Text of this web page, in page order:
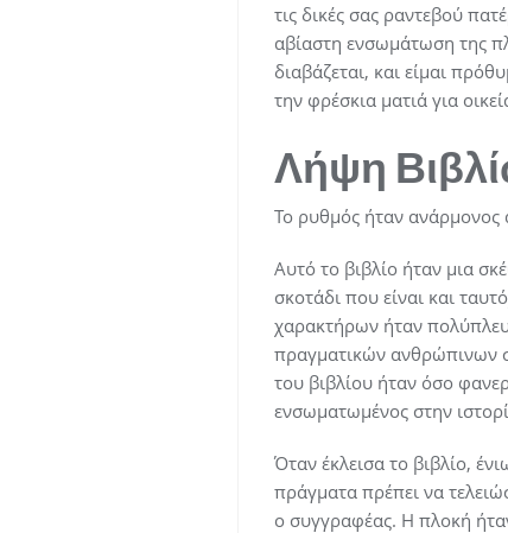
τις δικές σας ραντεβού
αβίαστη ενσωμάτωση της
διαβάζεται, και είμαι
την φρέσκια ματιά για
Λήψη
Το ρυθμός ήταν ανάρμονος
Αυτό το βιβλίο ήταν μια
σκοτάδι που είναι και
χαρακτήρων ήταν
πραγματικών ανθρώπινων
του βιβλίου ήταν όσο
ενσωματωμένος στην
Όταν έκλεισα το βιβλίο,
πράγματα πρέπει να
ο συγγραφέας. Η πλοκή